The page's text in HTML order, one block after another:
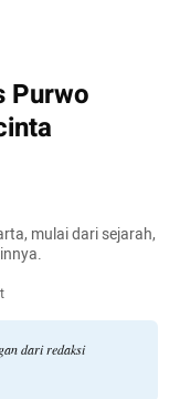
Purwo
mulai dari sejarah,
dari redaksi